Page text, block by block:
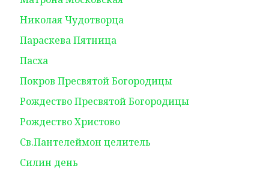
Николая Чудотворца
Параскева Пятница
Пасха
Покров Пресвятой Богородицы
Рождество Пресвятой Богородицы
Рождество Христово
Св.Пантелеймон целитель
Силин день